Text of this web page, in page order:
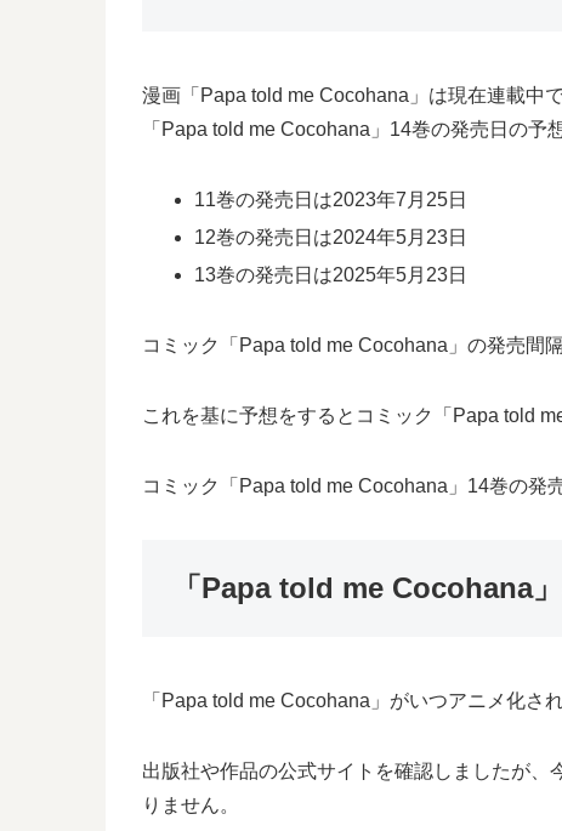
漫画「Papa told me Cocohana」は現在連載中
「Papa told me Cocohana」14巻の発売日の
11巻の発売日は2023年7月25日
12巻の発売日は2024年5月23日
13巻の発売日は2025年5月23日
コミック「Papa told me Cocohana」の発売間
これを基に予想をするとコミック「Papa told
コミック「Papa told me Cocohana」14巻の発
「Papa told me Cocohana
「Papa told me Cocohana」がいつアニメ化さ
出版社や作品の公式サイトを確認しましたが
りません。